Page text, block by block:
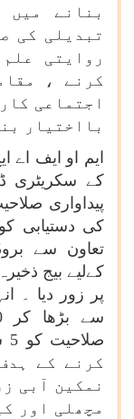
بنانے
تبدیلی کی
روایتی
کرنے ،
اجتماعی
بااختیار
ایم او ایف
کے سکریٹری
پیداواری
کی دستیابی
تعاون سے
کےلیے بیج
کرنے کے
نمکین آبی
مچھلی اور